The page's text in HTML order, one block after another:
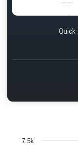
7.5k